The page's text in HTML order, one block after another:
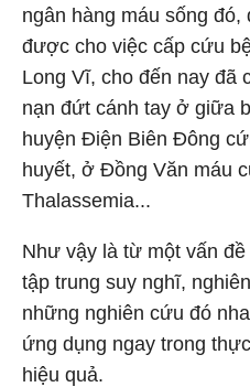
ngân hàng máu sống đó,
được cho việc cấp cứu
Long Vĩ, cho đến nay đã
nạn đứt cánh tay ở giữa
huyện Điện Biên Đông
huyết, ở Đồng Văn máu
Thalassemia...
Như vậy là từ một vấn
tập trung suy nghĩ,
những nghiên cứu đó
ứng dụng ngay trong
hiệu quả.